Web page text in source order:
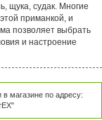
щука, судак. Многие
приманкой, и
позволяет выбрать
и настроение
в магазине по адресу: